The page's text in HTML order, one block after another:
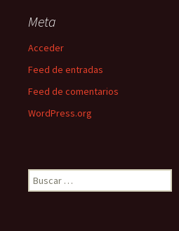
Meta
Acceder
Feed de entradas
Feed de comentarios
WordPress.org
Buscar: